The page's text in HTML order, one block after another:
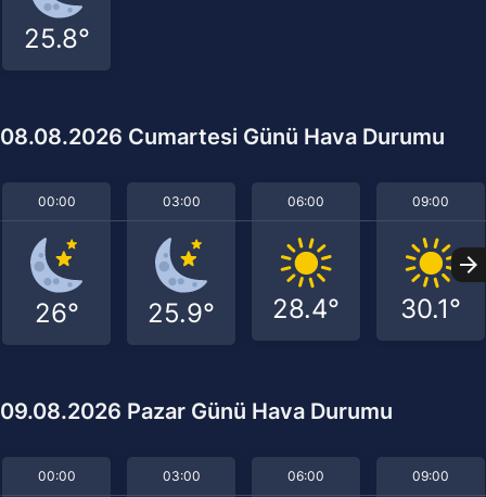
25.8°
08.08.2026 Cumartesi Günü Hava Durumu
00:00
26°
03:00
25.9°
06:00
28.4°
09:00
30.1°
09.08.2026 Pazar Günü Hava Durumu
00:00 03:00 06:00 09:00